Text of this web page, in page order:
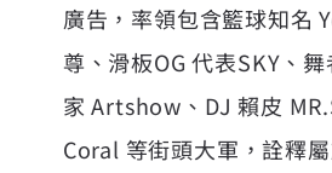
廣告，率領包含籃球知名
尊、滑板OG 代表SKY、
家 Artshow、DJ 賴皮
Coral 等街頭大軍，詮釋